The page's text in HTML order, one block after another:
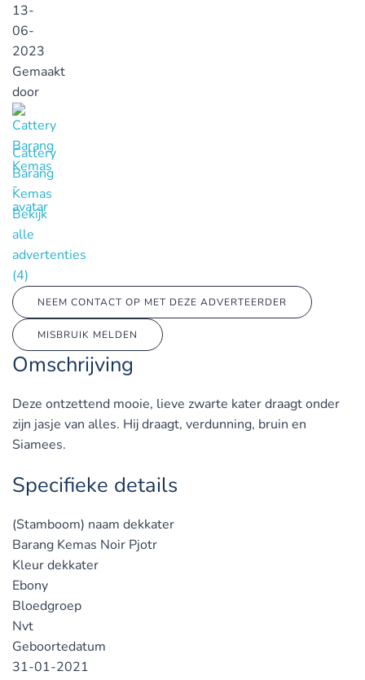
13-
06-
2023
Gemaakt
door
Cattery
Barang
Kemas
Bekijk
alle
advertenties
(4)
NEEM CONTACT OP MET DEZE ADVERTEERDER
MISBRUIK MELDEN
Omschrijving
Deze ontzettend mooie, lieve zwarte kater draagt onder
zijn jasje van alles. Hij draagt, verdunning, bruin en
Siamees.
Specifieke details
(Stamboom) naam dekkater
Barang Kemas Noir Pjotr
Kleur dekkater
Ebony
Bloedgroep
Nvt
Geboortedatum
31-01-2021